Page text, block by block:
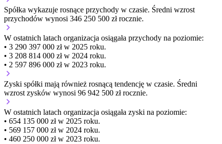
Spółka wykazuje rosnące przychody w czasie. Średni wzrost
przychodów wynosi 346 250 500 zł rocznie.
W ostatnich latach organizacja osiągała przychody na poziomie:
• 3 290 397 000 zł w 2025 roku.
• 3 208 814 000 zł w 2024 roku.
• 2 597 896 000 zł w 2023 roku.
Zyski spółki mają również rosnącą tendencję w czasie. Średni
wzrost zysków wynosi 96 942 500 zł rocznie.
W ostatnich latach organizacja osiągała zyski na poziomie:
• 654 135 000 zł w 2025 roku.
• 569 157 000 zł w 2024 roku.
• 460 250 000 zł w 2023 roku.